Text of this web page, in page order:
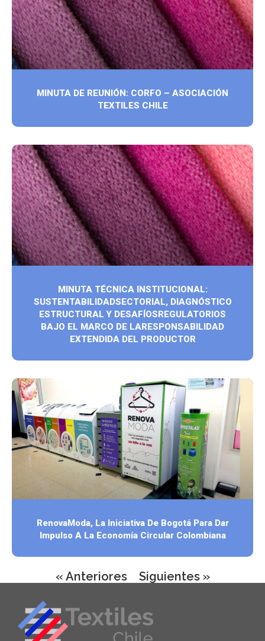
MINUTA DE REUNIÓN: CORFO – ASOCIACIÓN
TEXTILES CHILE
MINUTA TÉCNICA INSTITUCIONAL:
SUSTENTABILIDADSECTORIAL, DIAGNÓSTICO
ESTRUCTURAL Y DESAFÍOSREGULATORIOS
BAJO EL MARCO DE LARESPONSABILIDAD
EXTENDIDA DEL PRODUCTOR
RenovaModa, La Iniciativa De Bogotá Para Dar
Impulso A La Economía Circular Colombiana
« Anteriores Siguientes »